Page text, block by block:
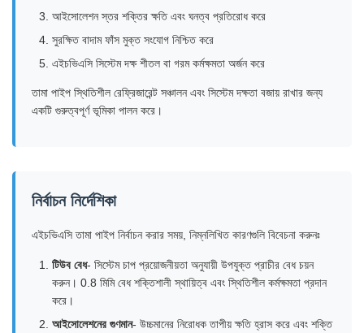
আইসোলেশন স্তর শক্তির ক্ষতি এবং ঘনত্ব প্রতিরোধ করে
সুরক্ষিত বাদাম ফাঁস মুক্ত সংযোগ নিশ্চিত করে
এইচভিএসি সিস্টেম দক্ষ শীতল বা গরম কর্মক্ষমতা অর্জন করে
তামা পাইপ স্থিতিশীল রেফ্রিজারেন্ট সঞ্চালন এবং সিস্টেম দক্ষতা বজায় রাখার জন্য
একটি গুরুত্বপূর্ণ ভূমিকা পালন করে।
নির্বাচন নির্দেশিকা
এইচভিএসি তামা পাইপ নির্বাচন করার সময়, নিম্নলিখিত কারণগুলি বিবেচনা করুনঃ
টিউব বেধ- সিস্টেম চাপ প্রয়োজনীয়তা অনুযায়ী উপযুক্ত প্রাচীর বেধ চয়ন
করুন। 0.8 মিমি বেধ শক্তিশালী স্থায়িত্ব এবং স্থিতিশীল কর্মক্ষমতা প্রদান
করে।
আইসোলেশনের গুণমান- উচ্চমানের নিরোধক তাপীয় ক্ষতি হ্রাস করে এবং শক্তি